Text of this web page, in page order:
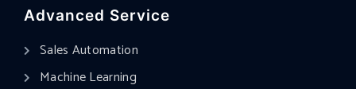
Advanced Service
Sales Automation
Machine Learning